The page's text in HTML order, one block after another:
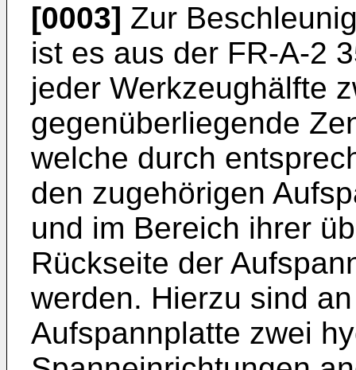
[0003] Zur
ist es aus der FR-A-2
jeder Werkzeughälfte
gegenüberliegende
welche durch
den zugehörigen
und im Bereich ihrer
Rückseite der
werden. Hierzu sind
Aufspannplatte zwei